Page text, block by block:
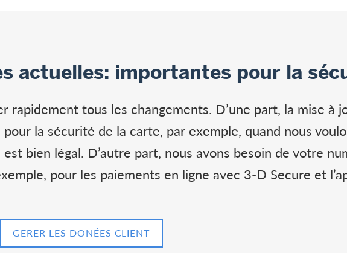
actuelles: importantes pour la
rapidement tous les changements. D’une part, la mise à
la sécurité de la carte, par exemple, quand nous
bien légal. D’autre part, nous avons besoin de votre
pour les paiements en ligne avec 3-D Secure et
GERER LES DONÉES CLIENT